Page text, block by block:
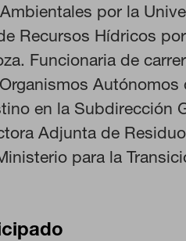
por la
Recursos Hídricos
Funcionaria de
en la Subdirección
Adjunta de
para la
no se pueden desactivar en
áreas del sitio no
para poder evaluar el
cómo los visitantes navegan por